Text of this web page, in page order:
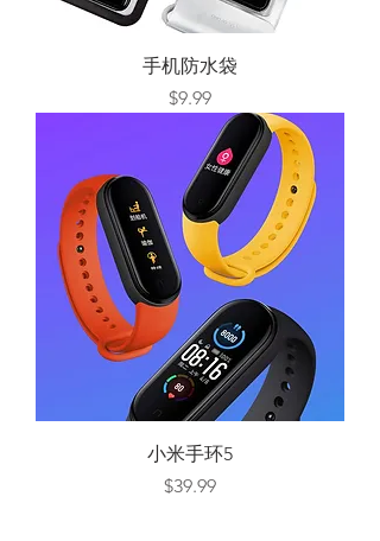
手机防水袋
Price
$9.99
小米手环5
Price
$39.99